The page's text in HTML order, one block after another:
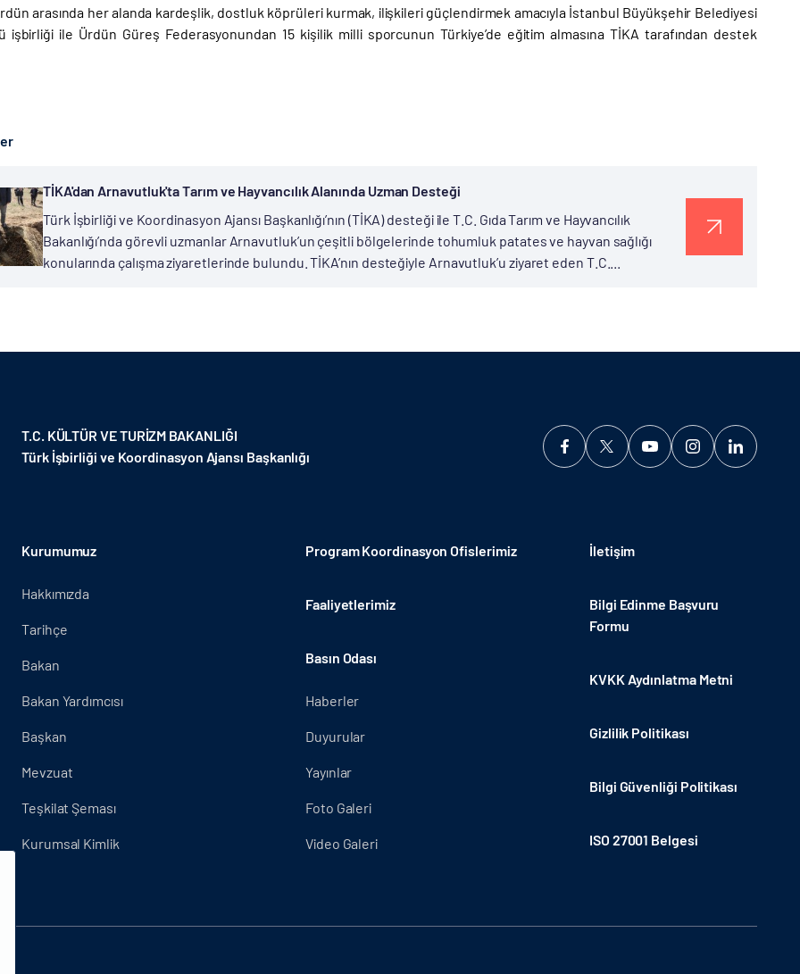
arasında her alanda kardeşlik, dostluk köprüleri kurmak, ilişkileri güçlendirmek amacıyla İstanbul Büyükşehir Belediyesi
işbirliği ile Ürdün Güreş Federasyonundan 15 kişilik milli sporcunun Türkiye’de eğitim almasına TİKA tarafından destek
TİKA'dan Arnavutluk'ta Tarım ve Hayvancılık Alanında Uzman Desteği
Türk İşbirliği ve Koordinasyon Ajansı Başkanlığı’nın (TİKA) desteği ile T.C. Gıda Tarım ve Hayvancılık
Bakanlığı’nda görevli uzmanlar Arnavutluk’un çeşitli bölgelerinde tohumluk patates ve hayvan sağlığı
konularında çalışma ziyaretlerinde bulundu. TİKA’nın desteğiyle Arnavutluk’u ziyaret eden T.C....
T.C. KÜLTÜR VE TURİZM BAKANLIĞI
Türk İşbirliği ve Koordinasyon Ajansı Başkanlığı
Kurumumuz
Hakkımızda
Tarihçe
Bakan
Bakan Yardımcısı
Başkan
Mevzuat
Teşkilat Şeması
Kurumsal Kimlik
Program Koordinasyon Ofislerimiz
Faaliyetlerimiz
Basın Odası
Haberler
Duyurular
Yayınlar
Foto Galeri
Video Galeri
İletişim
Bilgi Edinme Başvuru
Formu
KVKK Aydınlatma Metni
Gizlilik Politikası
Bilgi Güvenliği Politikası
ISO 27001 Belgesi